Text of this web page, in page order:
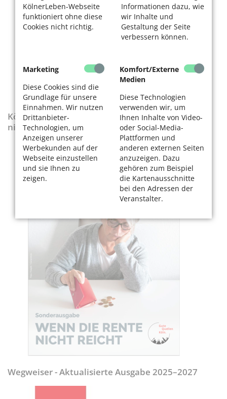
KölnerLeben-Webseite
funktioniert ohne diese
Cookies nicht richtig.
Informationen dazu, wie
wir Inhalte und
Gestaltung der Seite
verbessern können.
Marketing
Diese Cookies sind die
Grundlage für unsere
Einnahmen. Wir nutzen
Drittanbieter-
Technologien, um
Anzeigen unserer
Werbekunden auf der
Webseite einzustellen
und sie Ihnen zu
zeigen.
Komfort/Externe
Medien
Diese Technologien
verwenden wir, um
Ihnen Inhalte von Video-
oder Social-Media-
Plattformen und
anderen externen Seiten
anzuzeigen. Dazu
gehören zum Beispiel
die Kartenausschnitte
bei den Adressen der
Veranstalter.
KölnerLeben-Sonderausgabe „Wenn die Rente
nicht reicht“
Wegweiser - Aktualisierte Ausgabe 2025–2027